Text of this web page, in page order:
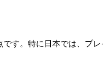
です。特に日本では、プ